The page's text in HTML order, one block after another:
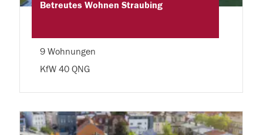
Betreutes Wohnen Straubing
9 Wohnungen
KfW 40 QNG